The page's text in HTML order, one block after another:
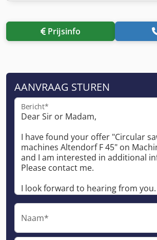
Prijsinfo
AANVRAAG STUREN
Bericht*
Naam*